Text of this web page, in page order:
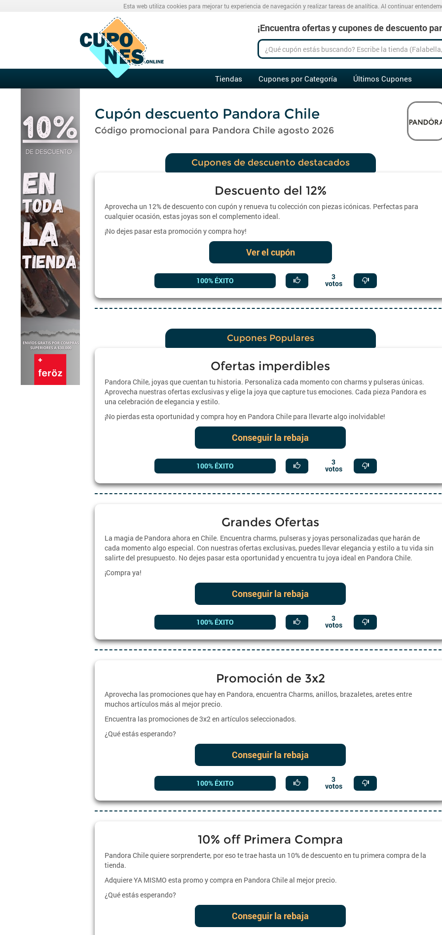
Esta web utiliza cookies para mejorar tu experiencia de navegación y realizar tareas de analítica. Al continuar
¡Encuentra ofertas y cupones de descuento
Tiendas Cupones por Categoría Últimos Cupones
Cupón descuento Pandora Chile
Código promocional para Pandora Chile agosto 2026
Cupones de descuento destacados
Descuento del 12%
Aprovecha un 12% de descuento con cupón y renueva tu colección con piezas icónicas. Perfectas para
cualquier ocasión, estas joyas son el complemento ideal.
¡No dejes pasar esta promoción y compra hoy!
Ver el cupón
100% ÉXITO 3
votos
Cupones Populares
Ofertas imperdibles
Pandora Chile, joyas que cuentan tu historia. Personaliza cada momento con charms y pulseras únicas.
Aprovecha nuestras ofertas exclusivas y elige la joya que capture tus emociones. Cada pieza Pandora es
una celebración de elegancia y estilo.
¡No pierdas esta oportunidad y compra hoy en Pandora Chile para llevarte algo inolvidable!
Conseguir la rebaja
100% ÉXITO 3
votos
Grandes Ofertas
La magia de Pandora ahora en Chile. Encuentra charms, pulseras y joyas personalizadas que harán de
cada momento algo especial. Con nuestras ofertas exclusivas, puedes llevar elegancia y estilo a tu vida sin
salirte del presupuesto. No dejes pasar esta oportunidad y encuentra tu joya ideal en Pandora Chile.
¡Compra ya!
Conseguir la rebaja
100% ÉXITO 3
votos
Promoción de 3x2
Aprovecha las promociones que hay en Pandora, encuentra Charms, anillos, brazaletes, aretes entre
muchos artículos más al mejor precio.
Encuentra las promociones de 3x2 en artículos seleccionados.
¿Qué estás esperando?
Conseguir la rebaja
100% ÉXITO 3
votos
10% off Primera Compra
Pandora Chile quiere sorprenderte, por eso te trae hasta un 10% de descuento en tu primera compra de la
tienda.
Adquiere YA MISMO esta promo y compra en Pandora Chile al mejor precio.
¿Qué estás esperando?
Conseguir la rebaja